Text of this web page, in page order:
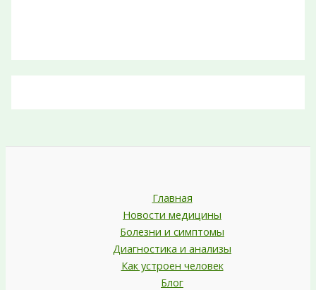
Главная
Новости медицины
Болезни и симптомы
Диагностика и анализы
Как устроен человек
Блог